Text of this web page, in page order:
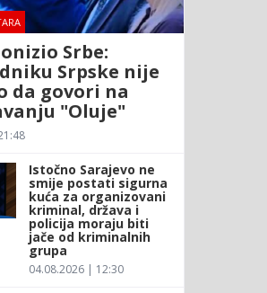
Srbe:
Srpske nije
da govori na
"Oluje"
Istočno Sarajevo ne
smije postati sigurna
kuća za organizovani
kriminal, država i
policija moraju biti
jače od kriminalnih
grupa
04.08.2026 | 12:30